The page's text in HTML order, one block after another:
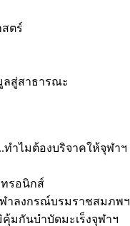
ตร์
ลสู่สาธารณะ
ทำไมต้องบริจาคให้จุฬาฯ
ทรอนิกส์
าลงกรณ์บรมราชสมภพฯ
มกันบำบัดมะเร็งจุฬาฯ